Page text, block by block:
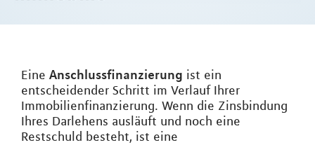
Eine Anschlussfinanzierung ist ein
entscheidender Schritt im Verlauf Ihrer
Immobilienfinanzierung. Wenn die Zinsbindung
Ihres Darlehens ausläuft und noch eine
Restschuld besteht, ist eine